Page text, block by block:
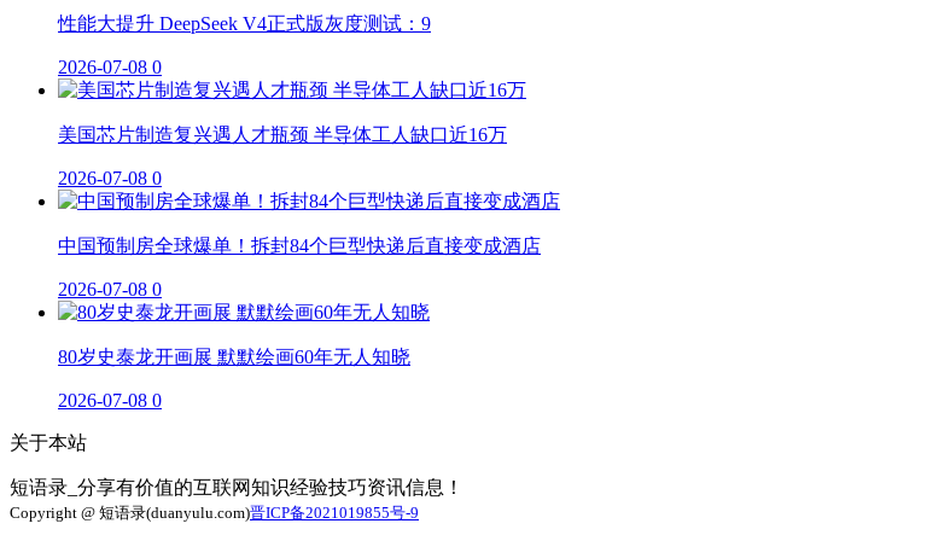
性能大提升 DeepSeek V4正式版灰度测试：9
2026-07-08 0
美国芯片制造复兴遇人才瓶颈 半导体工人缺口近16万
2026-07-08 0
中国预制房全球爆单！拆封84个巨型快递后直接变成酒店
2026-07-08 0
80岁史泰龙开画展 默默绘画60年无人知晓
2026-07-08 0
关于本站
短语录_分享有价值的互联网知识经验技巧资讯信息！
Copyright @ 短语录(duanyulu.com)晋ICP备2021019855号-9